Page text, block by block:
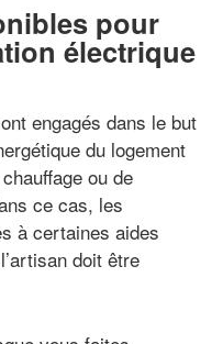
pour
électrique
engagés dans le but
du logement
ou de
ce cas, les
à certaines aides
doit être